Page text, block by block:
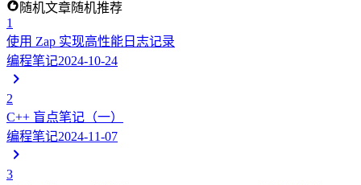
随机文章随机推荐
1
使用 Zap 实现高性能日志记录
编程笔记2024-10-24
2
C++ 盲点笔记（一）
编程笔记2024-11-07
3